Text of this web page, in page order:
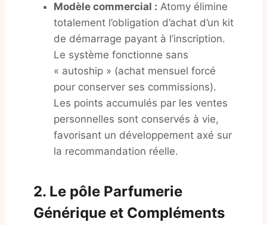
Modèle commercial : Atomy élimine
totalement l’obligation d’achat d’un kit
de démarrage payant à l’inscription.
Le système fonctionne sans
« autoship » (achat mensuel forcé
pour conserver ses commissions).
Les points accumulés par les ventes
personnelles sont conservés à vie,
favorisant un développement axé sur
la recommandation réelle.
2. Le pôle Parfumerie
Générique et Compléments